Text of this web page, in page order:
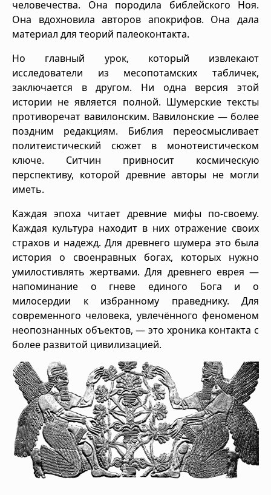
человечества. Она породила библейского Ноя.
Она вдохновила авторов апокрифов. Она дала
материал для теорий палеоконтакта.
Но главный урок, который извлекают
исследователи из месопотамских табличек,
заключается в другом. Ни одна версия этой
истории не является полной. Шумерские тексты
противоречат вавилонским. Вавилонские — более
поздним редакциям. Библия переосмысливает
политеистический сюжет в монотеистическом
ключе. Ситчин привносит космическую
перспективу, которой древние авторы не могли
иметь.
Каждая эпоха читает древние мифы по-своему.
Каждая культура находит в них отражение своих
страхов и надежд. Для древнего шумера это была
история о своенравных богах, которых нужно
умилостивлять жертвами. Для древнего еврея —
напоминание о гневе единого Бога и о
милосердии к избранному праведнику. Для
современного человека, увлечённого феноменом
неопознанных объектов, — это хроника контакта с
более развитой цивилизацией.